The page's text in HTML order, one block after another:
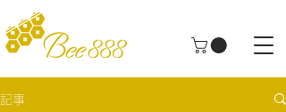
記事